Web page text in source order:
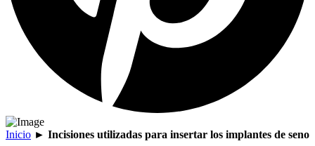
Inicio ► Incisiones utilizadas para insertar los implantes de seno